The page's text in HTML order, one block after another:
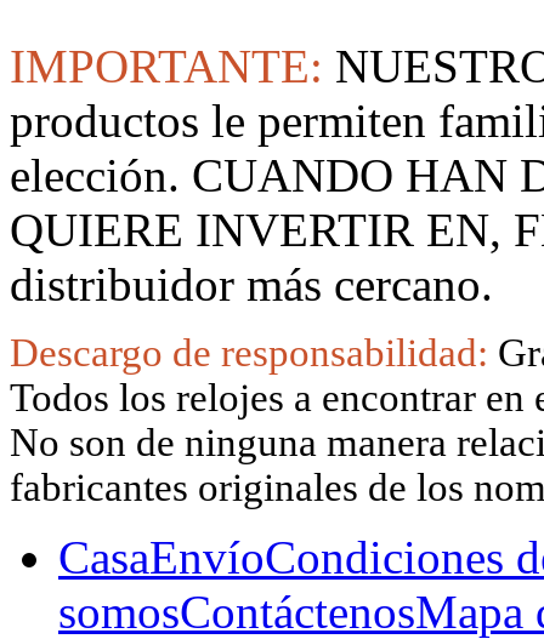
IMPORTANTE:
productos le permiten
elección. CUANDO HAN
QUIERE INVERTIR EN,
distribuidor más cercano.
Descargo de responsabilidad:
Todos los relojes a encontrar
No son de ninguna manera
fabricantes originales de los
CasaEnvíoCondiciones
somosContáctenosMapa